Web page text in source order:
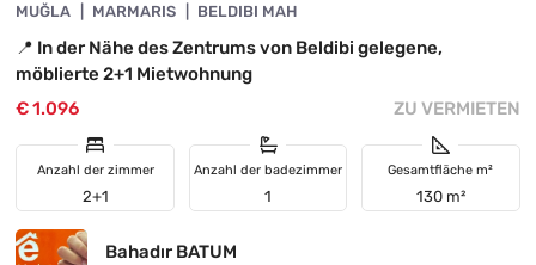
VORGESTELLT
MUĞLA MARMARIS BELDIBI MAH
📍 In der Nähe des Zentrums von Beldibi gelegene,
möblierte 2+1 Mietwohnung
€ 1.096
ZU VERMIETEN
Anzahl der zimmer
2+1
Anzahl der badezimmer
1
Gesamtfläche m²
130 m²
Bahadır BATUM